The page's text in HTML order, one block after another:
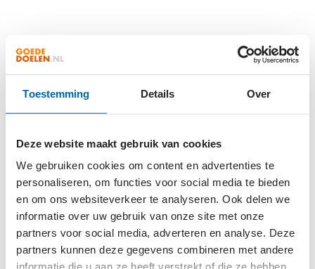
Toestemming Details Over
Deze website maakt gebruik van cookies
We gebruiken cookies om content en advertenties te
personaliseren, om functies voor social media te bieden
en om ons websiteverkeer te analyseren. Ook delen we
informatie over uw gebruik van onze site met onze
partners voor social media, adverteren en analyse. Deze
partners kunnen deze gegevens combineren met andere
informatie die u aan ze heeft verstrekt of die ze hebben
De Academy bestaat uit praktische informatie en
diabetes een kwetsbaar kijkje geven in hun leven en
van ervaringen is van levensbelang bij type 1
diabetes, want leven met deze ziekte is een leven
lang leren. Daarom hebben we SportBuddy's,
PompBuddy's en OuderBuddy's. Dit zijn allemaal
mensen met type 1 diabetes en ouders van
kinderen met type 1 diabetes die hun ervaringen
delen als het gaat om sporten, het kiezen van een